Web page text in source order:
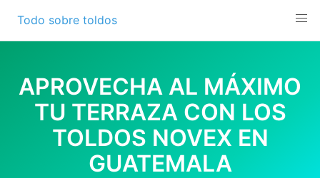
content
Todo sobre toldos
APROVECHA AL MÁXIMO
TU TERRAZA CON LOS
TOLDOS NOVEX EN
GUATEMALA